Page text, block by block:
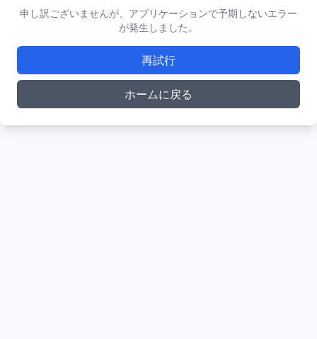
申し訳ございませんが、アプリケーションで予期しないエラー
が発生しました。
再試行
ホームに戻る